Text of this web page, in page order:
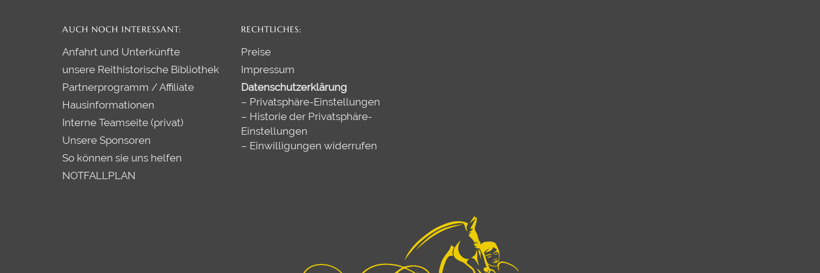
AUCH NOCH INTERESSANT:
Anfahrt und Unterkünfte
unsere Reithistorische Bibliothek
Partnerprogramm / Affiliate
Hausinformationen
Interne Teamseite (privat)
Unsere Sponsoren
So können sie uns helfen
NOTFALLPLAN
RECHTLICHES:
Preise
Impressum
Datenschutzerklärung
– Privatsphäre-Einstellungen
– Historie der Privatsphäre-
Einstellungen
– Einwilligungen widerrufen